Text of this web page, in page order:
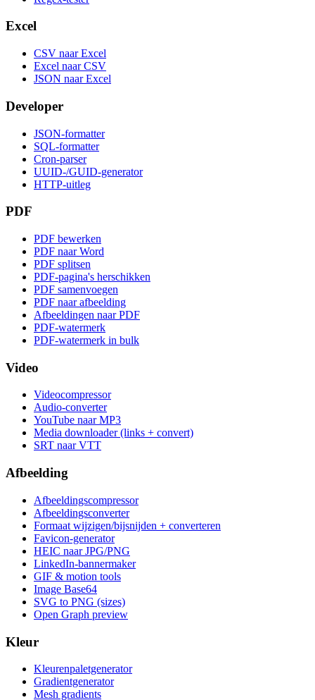
Excel
CSV naar Excel
Excel naar CSV
JSON naar Excel
Developer
JSON-formatter
SQL-formatter
Cron-parser
UUID-/GUID-generator
HTTP-uitleg
PDF
PDF bewerken
PDF naar Word
PDF splitsen
PDF-pagina's herschikken
PDF samenvoegen
PDF naar afbeelding
Afbeeldingen naar PDF
PDF-watermerk
PDF-watermerk in bulk
Video
Videocompressor
Audio-converter
YouTube naar MP3
Media downloader (links + convert)
SRT naar VTT
Afbeelding
Afbeeldingscompressor
Afbeeldingsconverter
Formaat wijzigen/bijsnijden + converteren
Favicon-generator
HEIC naar JPG/PNG
LinkedIn-bannermaker
GIF & motion tools
Image Base64
SVG to PNG (sizes)
Open Graph preview
Kleur
Kleurenpaletgenerator
Gradientgenerator
Mesh gradients